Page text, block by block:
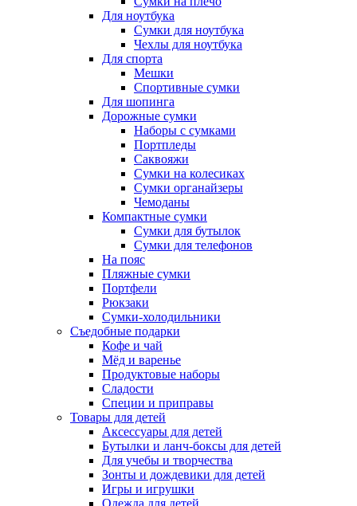
Для ноутбука
Сумки для ноутбука
Чехлы для ноутбука
Для спорта
Мешки
Спортивные сумки
Для шопинга
Дорожные сумки
Наборы с сумками
Портпледы
Саквояжи
Сумки на колесиках
Сумки органайзеры
Чемоданы
Компактные сумки
Сумки для бутылок
Сумки для телефонов
На пояс
Пляжные сумки
Портфели
Рюкзаки
Сумки-холодильники
Съедобные подарки
Кофе и чай
Мёд и варенье
Продуктовые наборы
Сладости
Специи и приправы
Товары для детей
Аксессуары для детей
Бутылки и ланч-боксы для детей
Для учебы и творчества
Зонты и дождевики для детей
Игры и игрушки
Одежда для детей